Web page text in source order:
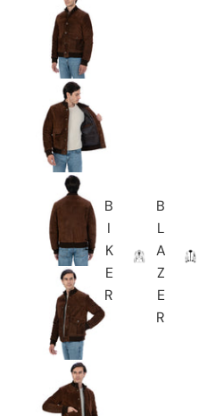
B
I
K
E
R
B
L
A
Z
E
R